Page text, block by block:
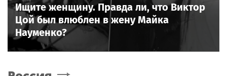
Ищите женщину. Правда ли, что Виктор
Цой был влюблен в жену Майка
Науменко?